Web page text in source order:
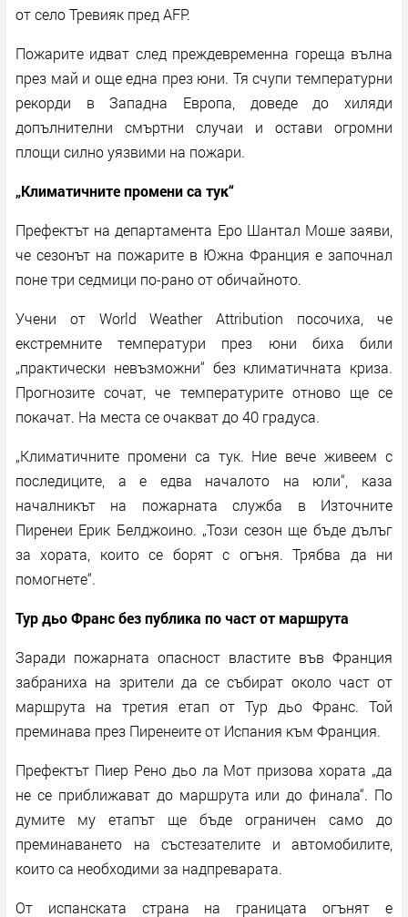
от село Тревияк пред AFP.
Пожарите идват след преждевременна гореща вълна
през май и още една през юни. Тя счупи температурни
рекорди в Западна Европа, доведе до хиляди
допълнителни смъртни случаи и остави огромни
площи силно уязвими на пожари.
„Климатичните промени са тук“
Префектът на департамента Еро Шантал Моше заяви,
че сезонът на пожарите в Южна Франция е започнал
поне три седмици по-рано от обичайното.
Учени от World Weather Attribution посочиха, че
екстремните температури през юни биха били
„практически невъзможни“ без климатичната криза.
Прогнозите сочат, че температурите отново ще се
покачат. На места се очакват до 40 градуса.
„Климатичните промени са тук. Ние вече живеем с
последиците, а е едва началото на юли“, каза
началникът на пожарната служба в Източните
Пиренеи Ерик Белджоино. „Този сезон ще бъде дълъг
за хората, които се борят с огъня. Трябва да ни
помогнете“.
Тур дьо Франс без публика по част от маршрута
Заради пожарната опасност властите във Франция
забраниха на зрители да се събират около част от
маршрута на третия етап от Тур дьо Франс. Той
преминава през Пиренеите от Испания към Франция.
Префектът Пиер Рено дьо ла Мот призова хората „да
не се приближават до маршрута или до финала“. По
думите му етапът ще бъде ограничен само до
преминаването на състезателите и автомобилите,
които са необходими за надпреварата.
От испанската страна на границата огънят е